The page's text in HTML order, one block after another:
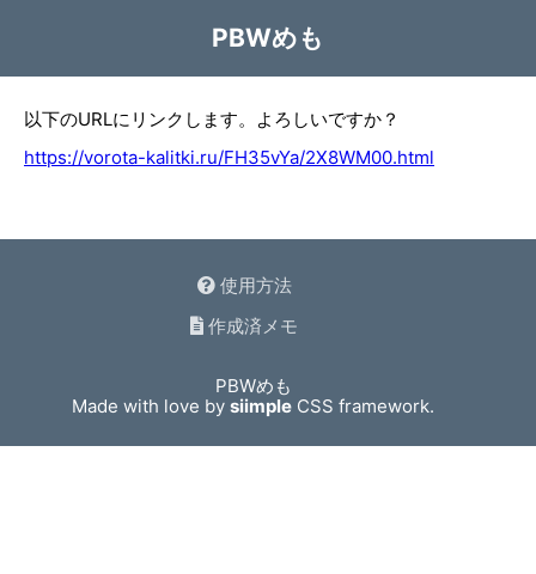
PBWめも
以下のURLにリンクします。よろしいですか？
https://vorota-kalitki.ru/FH35vYa/2X8WM00.html
使用方法
作成済メモ
PBWめも
Made with love bysiimple CSS framework.